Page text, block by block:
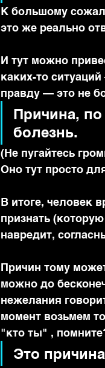
К большому
это же реально
И тут можно
каких-то
правду — это не
Причина,
болезнь.
(Не пугайтесь
Оно тут просто
В итоге, человек
признать
навредит,
Причин тому
можно до
нежелания
момент возьмем
"кто ты" ,
Это